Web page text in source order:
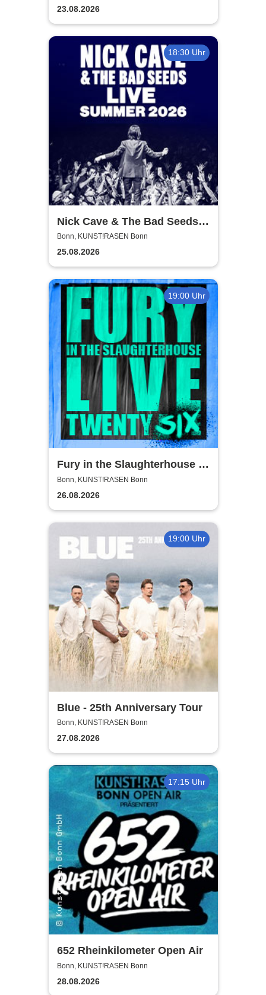
23.08.2026
18:30 Uhr
Nick Cave & The Bad Seeds -
Tour 2026
Bonn, KUNST!RASEN Bonn
25.08.2026
19:00 Uhr
Fury in the Slaughterhouse -
Fury Live Twenty Six
Bonn, KUNST!RASEN Bonn
26.08.2026
19:00 Uhr
Blue - 25th Anniversary Tour
Bonn, KUNST!RASEN Bonn
27.08.2026
17:15 Uhr
652 Rheinkilometer Open Air
Bonn, KUNST!RASEN Bonn
28.08.2026